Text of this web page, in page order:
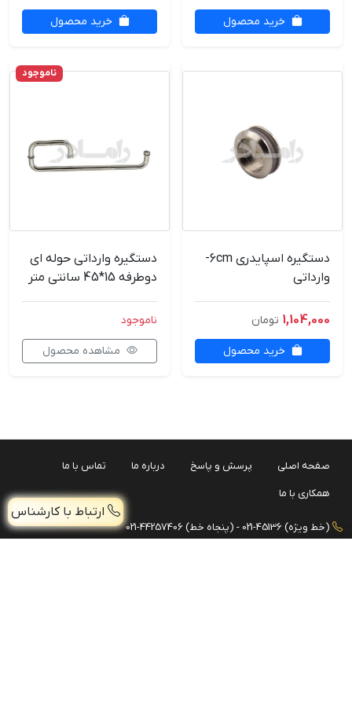
خرید محصول خرید محصول
دستگیره اسپایدری 6cm-
وارداتی
1,104,000 تومان
خرید محصول
ناموجود
دستگیره وارداتی حوله ای
دوطرفه 15*45 سانتی متر
ناموجود
مشاهده محصول
ارتباط با کارشناس
صفحه اصلی پرسش و پاسخ درباره ما تماس با ما
همکاری با ما
(خط ویژه) 45136-021 - (پنجاه خط) 44257406-021